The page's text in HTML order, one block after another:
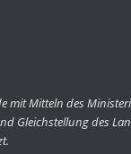
mit Mitteln des
Gleichstellung des